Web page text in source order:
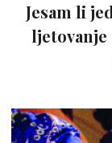
Jesam li
ljetovanje